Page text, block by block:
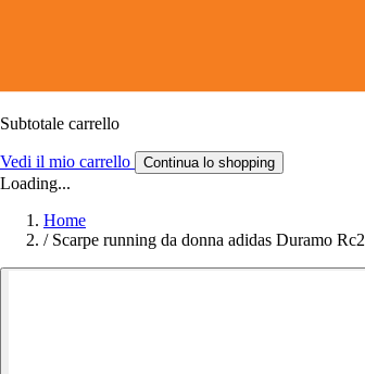
Subtotale carrello
Vedi il mio carrello Continua lo shopping
Loading...
Home
/ Scarpe running da donna adidas Duramo Rc2